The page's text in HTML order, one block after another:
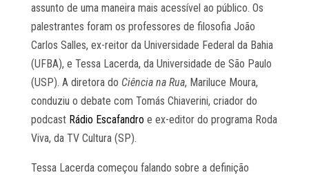
assunto de uma maneira mais acessível ao público. Os
palestrantes foram os professores de filosofia João
Carlos Salles, ex-reitor da Universidade Federal da Bahia
(UFBA), e Tessa Lacerda, da Universidade de São Paulo
(USP). A diretora do Ciência na Rua, Mariluce Moura,
conduziu o debate com Tomás Chiaverini, criador do
podcast Rádio Escafandro e ex-editor do programa Roda
Viva, da TV Cultura (SP).
Tessa Lacerda começou falando sobre a definição